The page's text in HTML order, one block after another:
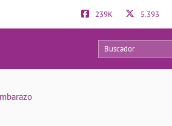
239K 5.393
18 0